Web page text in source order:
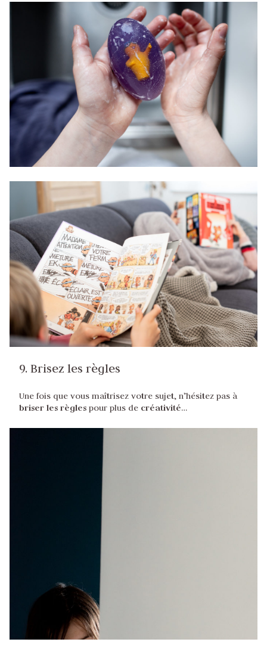
9. Brisez les règles
Une fois que vous maîtrisez votre sujet, n’hésitez pas à
briser les règles pour plus de créativité…